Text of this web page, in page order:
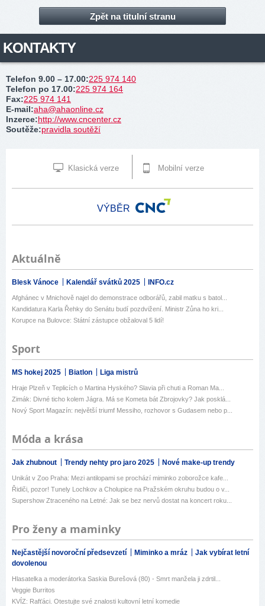
Zpět na titulní stranu
KONTAKTY
Telefon 9.00 – 17.00:225 974 140
Telefon po 17.00:225 974 164
Fax:225 974 141
E-mail:aha@ahaonline.cz
Inzerce:http://www.cncenter.cz
Soutěže:pravidla soutěží
Klasická verze Mobilní verze
VÝBĚR
Aktuálně
Blesk Vánoce Kalendář svátků 2025 INFO.cz
Afghánec v Mnichově najel do demonstrace odborářů, zabil matku s batol...
Kandidatura Karla Řehky do Senátu budí pozdvižení. Ministr Zůna ho kri...
Korupce na Bulovce: Státní zástupce obžaloval 5 lidí!
Sport
MS hokej 2025 Biatlon Liga mistrů
Hraje Plzeň v Teplicích o Martina Hyského? Slavia při chuti a Roman Ma...
Zimák: Divné ticho kolem Jágra. Má se Kometa bát Zbrojovky? Jak posklá...
Nový Sport Magazín: největší triumf Messiho, rozhovor s Gudasem nebo p...
Móda a krása
Jak zhubnout Trendy nehty pro jaro 2025 Nové make-up trendy
Unikát v Zoo Praha: Mezi antilopami se prochází miminko zoborožce kafe...
Řidiči, pozor! Tunely Lochkov a Cholupice na Pražském okruhu budou o v...
Supershow Ztraceného na Letné: Jak se bez nervů dostat na koncert roku...
Pro ženy a maminky
Nejčastější novoroční předsevzetí Miminko a mráz
Jak vybírat letní
dovolenou
Hlasatelka a moderátorka Saskia Burešová (80) - Smrt manžela ji zdrtil...
Veggie Burritos
KVÍZ: Rafťáci. Otestujte své znalosti kultovní letní komedie